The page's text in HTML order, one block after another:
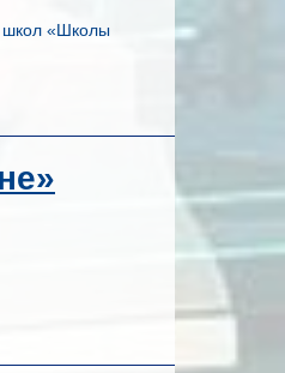
школ «Школы